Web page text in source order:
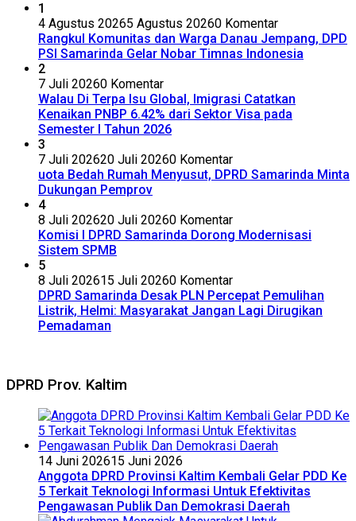
1
4 Agustus 20265 Agustus 20260 Komentar
Rangkul Komunitas dan Warga Danau Jempang, DPD
PSI Samarinda Gelar Nobar Timnas Indonesia
2
7 Juli 20260 Komentar
Walau Di Terpa Isu Global, Imigrasi Catatkan
Kenaikan PNBP 6.42% dari Sektor Visa pada
Semester I Tahun 2026
3
7 Juli 202620 Juli 20260 Komentar
uota Bedah Rumah Menyusut, DPRD Samarinda Minta
Dukungan Pemprov
4
8 Juli 202620 Juli 20260 Komentar
Komisi I DPRD Samarinda Dorong Modernisasi
Sistem SPMB
5
8 Juli 202615 Juli 20260 Komentar
DPRD Samarinda Desak PLN Percepat Pemulihan
Listrik, Helmi: Masyarakat Jangan Lagi Dirugikan
Pemadaman
DPRD Prov. Kaltim
14 Juni 202615 Juni 2026
Anggota DPRD Provinsi Kaltim Kembali Gelar PDD Ke
5 Terkait Teknologi Informasi Untuk Efektivitas
Pengawasan Publik Dan Demokrasi Daerah